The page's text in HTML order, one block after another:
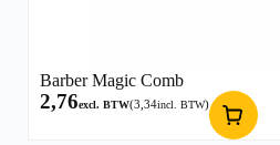
Barber Magic Comb
2,76excl. BTW(3,34incl. BTW)